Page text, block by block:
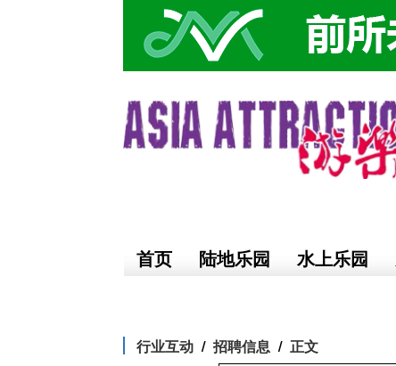
首页 陆地乐园 水上乐园
行业互动 招聘信息 正文